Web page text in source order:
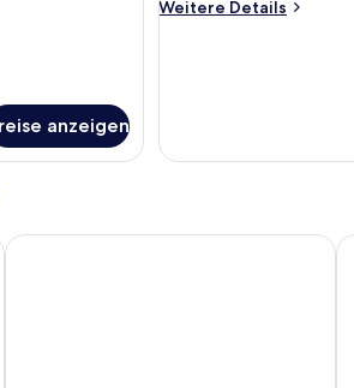
anzeigen
Weitere Details
Weitere
Courtyard by Marriott Tashkent